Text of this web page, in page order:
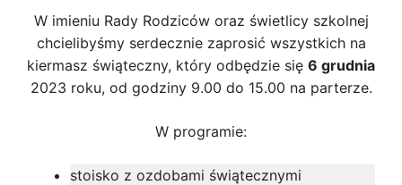
W imieniu Rady Rodziców oraz świetlicy szkolnej
chcielibyśmy serdecznie zaprosić wszystkich na
kiermasz świąteczny, który odbędzie się 6 grudnia
2023 roku, od godziny 9.00 do 15.00 na parterze.
W programie:
stoisko z ozdobami świątecznymi